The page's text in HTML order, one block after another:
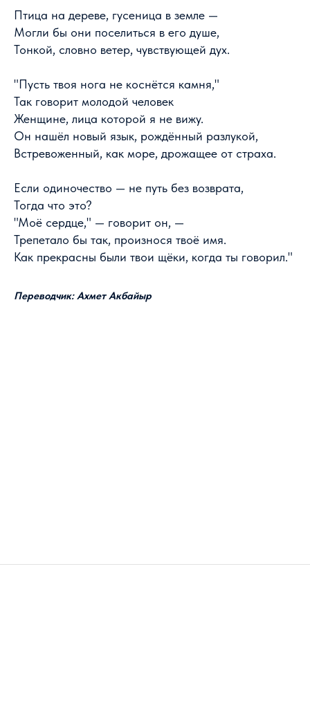
Птица на дереве, гусеница в земле —
Могли бы они поселиться в его душе,
Тонкой, словно ветер, чувствующей дух.
"Пусть твоя нога не коснётся камня,"
Так говорит молодой человек
Женщине, лица которой я не вижу.
Он нашёл новый язык, рождённый разлукой,
Встревоженный, как море, дрожащее от страха.
Если одиночество — не путь без возврата,
Тогда что это?
"Моё сердце," — говорит он, —
Трепетало бы так, произнося твоё имя.
Как прекрасны были твои щёки, когда ты говорил."
Переводчик: Ахмет Акбайыр